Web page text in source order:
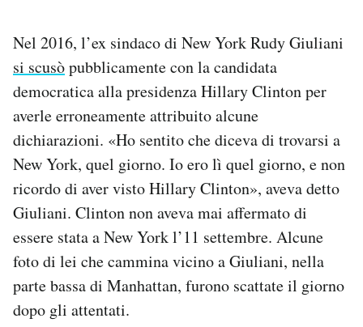
Nel 2016, l’ex sindaco di New York Rudy Giuliani
si scusòpubblicamente con la candidata
democratica alla presidenza Hillary Clinton per
averle erroneamente attribuito alcune
dichiarazioni. «Ho sentito che diceva di trovarsi a
New York, quel giorno. Io ero lì quel giorno, e non
ricordo di aver visto Hillary Clinton», aveva detto
Giuliani. Clinton non aveva mai affermato di
essere stata a New York l’11 settembre. Alcune
foto di lei che cammina vicino a Giuliani, nella
parte bassa di Manhattan, furono scattate il giorno
dopo gli attentati.